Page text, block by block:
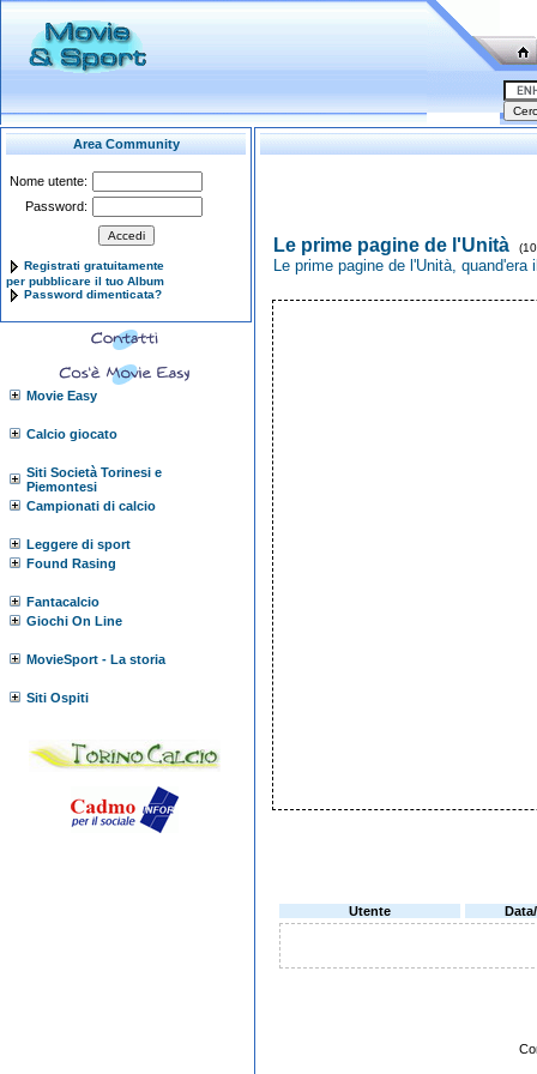
Area Community
Nome utente:
Password:
Registrati gratuitamente
per pubblicare il tuo Album
Password dimenticata?
Movie Easy
Calcio giocato
Siti Società Torinesi e
Piemontesi
Campionati di calcio
Leggere di sport
Found Rasing
Fantacalcio
Giochi On Line
MovieSport - La storia
Siti Ospiti
Le prime pagine de l'Unità
Le prime pagine de l'Unità,
Utente